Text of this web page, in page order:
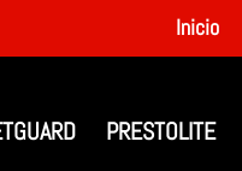
Inicio
PRESTOLITE